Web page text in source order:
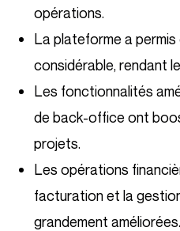
opérations.
La plateforme a
considérable, rendant
Les fonctionnalités
de back-office ont
projets.
Les opérations
facturation et la
grandement améliorées.